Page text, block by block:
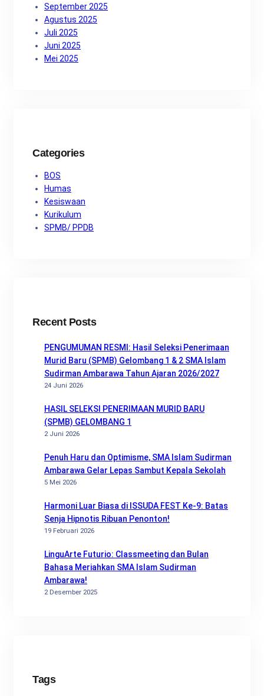
September 2025
Agustus 2025
Juli 2025
Juni 2025
Mei 2025
Categories
BOS
Humas
Kesiswaan
Kurikulum
SPMB/ PPDB
Recent Posts
PENGUMUMAN RESMI: Hasil Seleksi Penerimaan
Murid Baru (SPMB) Gelombang 1 & 2 SMA Islam
Sudirman Ambarawa Tahun Ajaran 2026/2027
24 Juni 2026
HASIL SELEKSI PENERIMAAN MURID BARU
(SPMB) GELOMBANG 1
2 Juni 2026
Penuh Haru dan Optimisme, SMA Islam Sudirman
Ambarawa Gelar Lepas Sambut Kepala Sekolah
5 Mei 2026
Harmoni Luar Biasa di ISSUDA FEST Ke-9: Batas
Senja Hipnotis Ribuan Penonton!
19 Februari 2026
LinguArte Futurio: Classmeeting dan Bulan
Bahasa Meriahkan SMA Islam Sudirman
Ambarawa!
2 Desember 2025
Tags